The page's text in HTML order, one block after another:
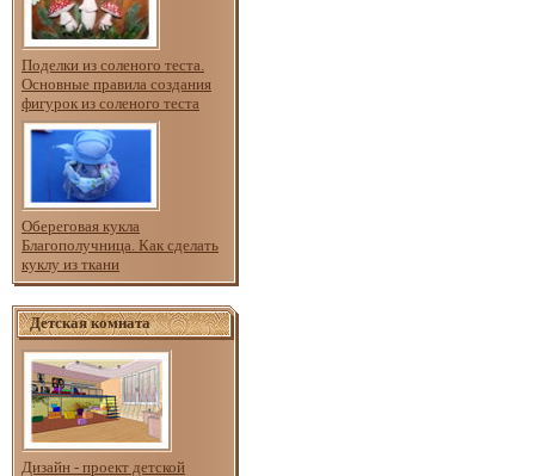
Поделки из соленого теста.
Основные правила создания
фигурок из соленого теста
Обереговая кукла
Благополучница. Как сделать
куклу из ткани
Детская комната
Дизайн - проект детской